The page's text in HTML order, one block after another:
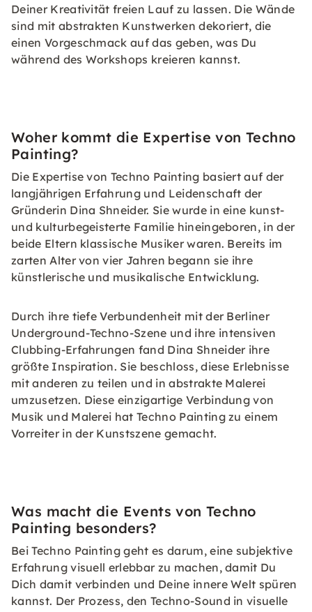
Deiner Kreativität freien Lauf zu lassen. Die Wände
sind mit abstrakten Kunstwerken dekoriert, die
einen Vorgeschmack auf das geben, was Du
während des Workshops kreieren kannst.
Woher kommt die Expertise von Techno
Painting?
Die Expertise von Techno Painting basiert auf der
langjährigen Erfahrung und Leidenschaft der
Gründerin Dina Shneider. Sie wurde in eine kunst-
und kulturbegeisterte Familie hineingeboren, in der
beide Eltern klassische Musiker waren. Bereits im
zarten Alter von vier Jahren begann sie ihre
künstlerische und musikalische Entwicklung.
Durch ihre tiefe Verbundenheit mit der Berliner
Underground-Techno-Szene und ihre intensiven
Clubbing-Erfahrungen fand Dina Shneider ihre
größte Inspiration. Sie beschloss, diese Erlebnisse
mit anderen zu teilen und in abstrakte Malerei
umzusetzen. Diese einzigartige Verbindung von
Musik und Malerei hat Techno Painting zu einem
Vorreiter in der Kunstszene gemacht.
Was macht die Events von Techno
Painting besonders?
Bei Techno Painting geht es darum, eine subjektive
Erfahrung visuell erlebbar zu machen, damit Du
Dich damit verbinden und Deine innere Welt spüren
kannst. Der Prozess, den Techno-Sound in visuelle